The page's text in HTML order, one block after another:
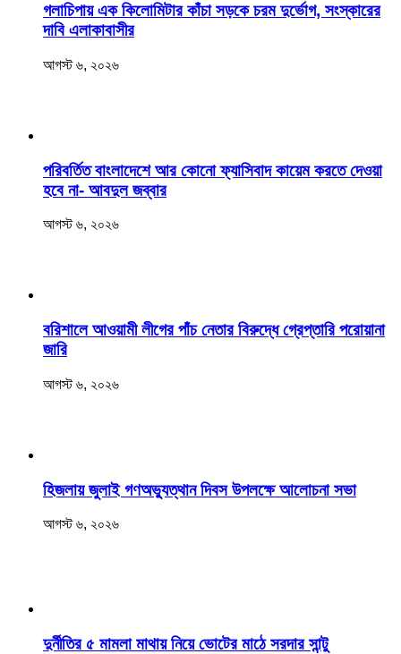
‎গলাচিপায় এক কিলোমিটার কাঁচা সড়কে চরম দুর্ভোগ, সংস্কারের
দাবি এলাকাবাসীর
আগস্ট ৬, ২০২৬
পরিবর্তিত বাংলাদেশে আর কোনো ফ্যাসিবাদ কায়েম করতে দেওয়া
হবে না- আবদুল জব্বার
আগস্ট ৬, ২০২৬
বরিশালে আওয়ামী লীগের পাঁচ নেতার বিরুদ্ধে গ্রেপ্তারি পরোয়ানা
জারি
আগস্ট ৬, ২০২৬
হিজলায় জুলাই গণঅভ্যুত্থান দিবস উপলক্ষে আলোচনা সভা
আগস্ট ৬, ২০২৬
দুর্নীতির ৫ মামলা মাথায় নিয়ে ভোটের মাঠে সরদার সান্টু